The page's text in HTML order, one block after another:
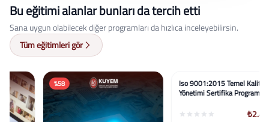
Bu eğitimi alanlar bunları da tercih etti
Sana uygun olabilecek diğer programları da hızlıca inceleyebilirsin.
Tüm eğitimleri gör
%58